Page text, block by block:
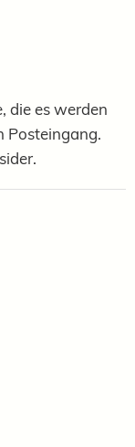
die es werden
Posteingang.